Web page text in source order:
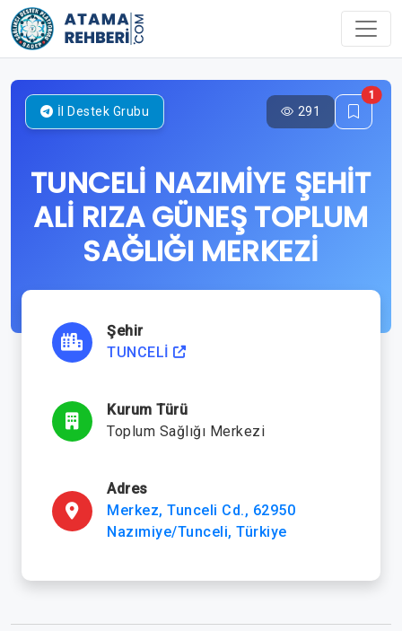
TUNCELİ NAZIMİYE ŞEHİT
ALİ RIZA GÜNEŞ TOPLUM
SAĞLIĞI MERKEZİ
İl Destek Grubu 291
1
Şehir
TUNCELİ
Kurum Türü
Toplum Sağlığı Merkezi
Adres
Merkez, Tunceli Cd., 62950
Nazımiye/Tunceli, Türkiye